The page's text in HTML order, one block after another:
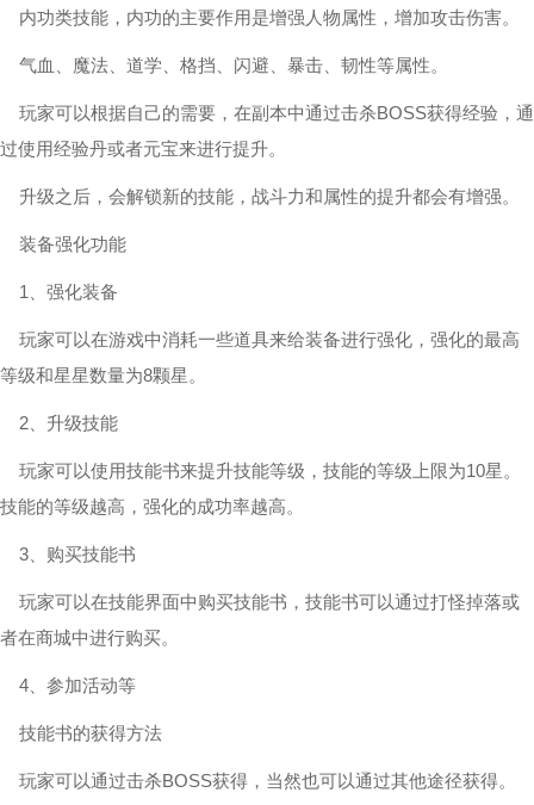
内功类技能，内功的主要作用是增强人物属性，增加攻击伤害。
气血、魔法、道学、格挡、闪避、暴击、韧性等属性。
玩家可以根据自己的需要，在副本中通过击杀BOSS获得经验，通
过使用经验丹或者元宝来进行提升。
升级之后，会解锁新的技能，战斗力和属性的提升都会有增强。
装备强化功能
1、强化装备
玩家可以在游戏中消耗一些道具来给装备进行强化，强化的最高
等级和星星数量为8颗星。
2、升级技能
玩家可以使用技能书来提升技能等级，技能的等级上限为10星。
技能的等级越高，强化的成功率越高。
3、购买技能书
玩家可以在技能界面中购买技能书，技能书可以通过打怪掉落或
者在商城中进行购买。
4、参加活动等
技能书的获得方法
玩家可以通过击杀BOSS获得，当然也可以通过其他途径获得。